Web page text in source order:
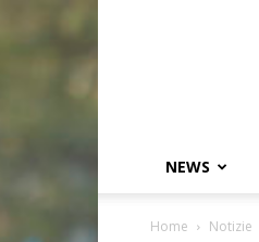
NEWS
Home Notizie